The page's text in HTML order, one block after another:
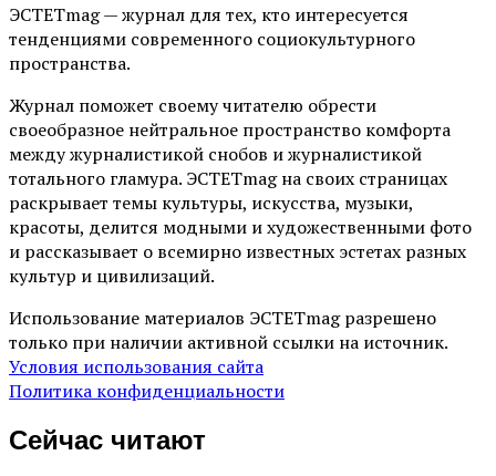
ЭСТЕТmag — журнал для тех, кто интересуется
тенденциями современного социокультурного
пространства.
Журнал поможет своему читателю обрести
своеобразное нейтральное пространство комфорта
между журналистикой снобов и журналистикой
тотального гламура. ЭСТЕТmag на своих страницах
раскрывает темы культуры, искусства, музыки,
красоты, делится модными и художественными фото
и рассказывает о всемирно известных эстетах разных
культур и цивилизаций.
Использование материалов ЭСТЕТmag разрешено
только при наличии активной ссылки на источник.
Условия использования сайта
Политика конфиденциальности
Сейчас читают